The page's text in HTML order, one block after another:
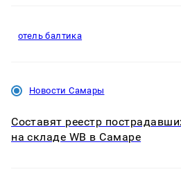
отель балтика
Новости Самары
Составят реестр
на складе WB в Самаре